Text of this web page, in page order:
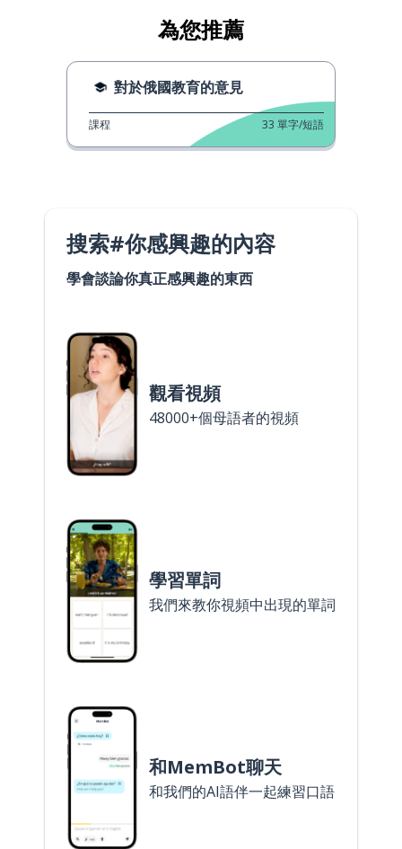
為您推薦
對於俄國教育的意見
課程 33 單字/短語
搜索#你感興趣的內容
學會談論你真正感興趣的東西
觀看視頻
48000+個母語者的視頻
學習單詞
我們來教你視頻中出現的單詞
和MemBot聊天
和我們的AI語伴一起練習口語